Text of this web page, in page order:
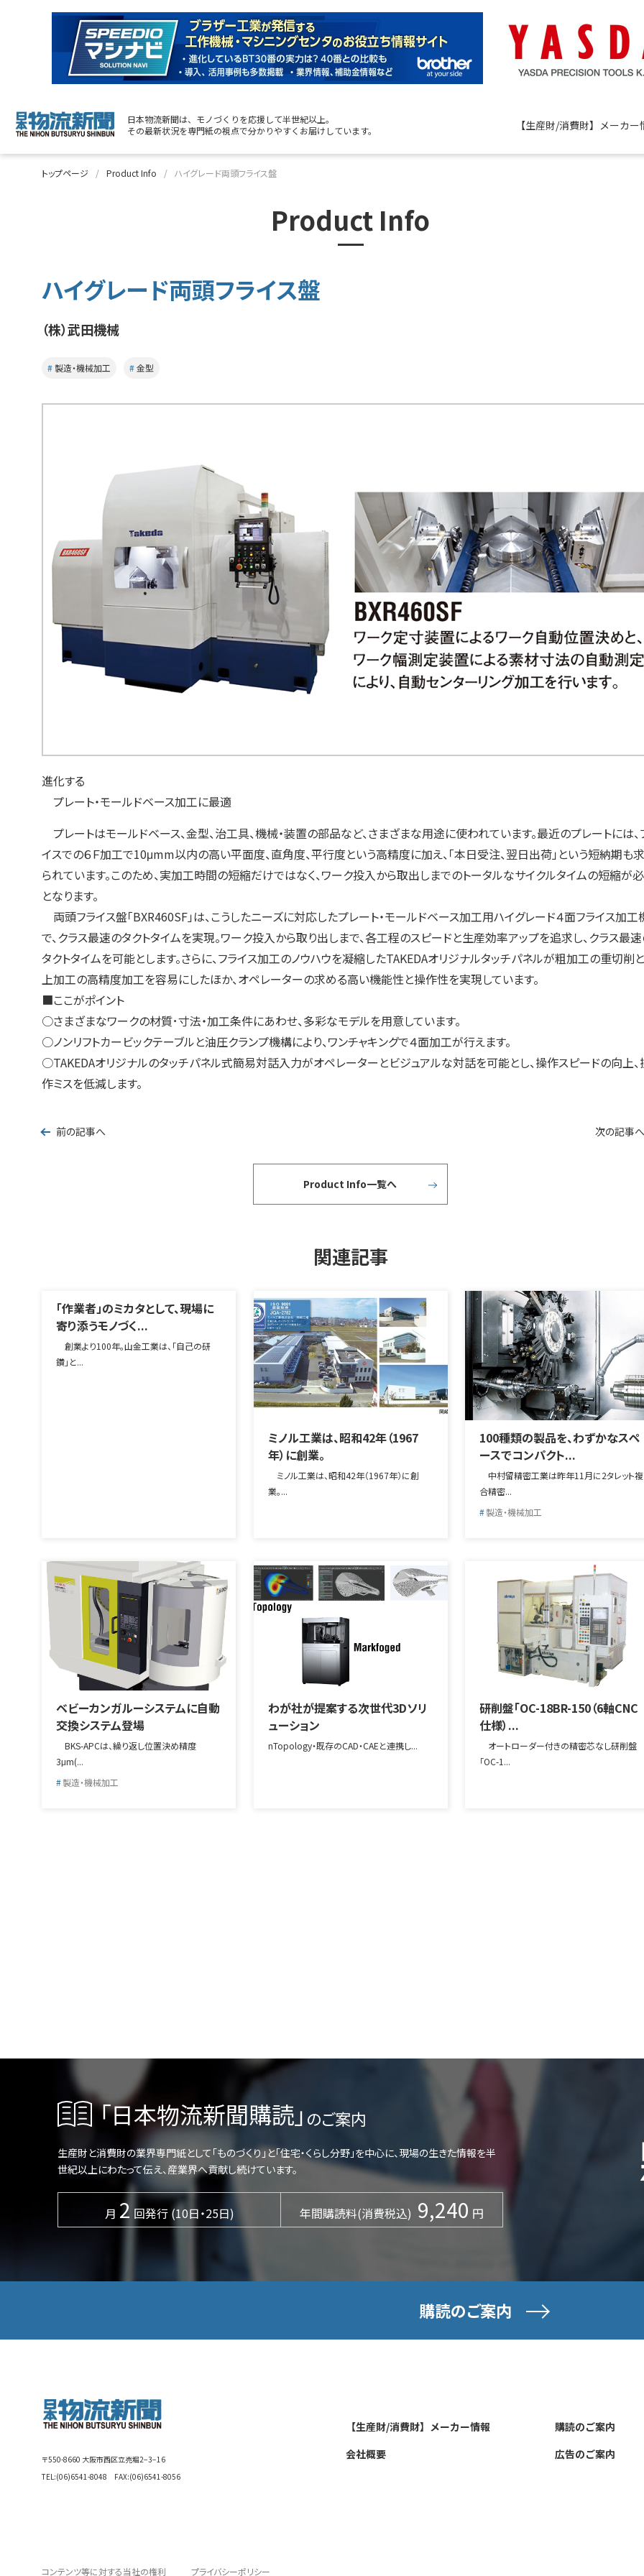
日本物流新聞は、モノづくりを応援して半世紀以上。
その最新状況を専門紙の視点で分かりやすくお届けしています。
【生産財/消費財】メーカー
トップページ Product Info ハイグレード両頭フライス盤
Product Info
ハイグレード両頭フライス盤
（株）武田機械
製造・機械加工 金型
進化する
プレート・モールドベース加工に最適
プレートはモールドベース、金型、治工具、機械・装置の部品など、さまざまな用途に使われています。最近のプレートには、
イスでの６Ｆ加工で10μmm以内の高い平面度、直角度、平行度という高精度に加え、「本日受注、翌日出荷」という短納期も
られています。このため、実加工時間の短縮だけではなく、ワーク投入から取出しまでのトータルなサイクルタイムの短縮が
となります。
両頭フライス盤「BXR460SF」は、こうしたニーズに対応したプレート・モールドベース加工用ハイグレード４面フライス加工
で、クラス最速のタクトタイムを実現。ワーク投入から取り出しまで、各工程のスピードと生産効率アップを追求し、クラス最
タクトタイムを可能とします。さらに、フライス加工のノウハウを凝縮したTAKEDAオリジナルタッチパネルが粗加工の重切削
上加工の高精度加工を容易にしたほか、オペレーターの求める高い機能性と操作性を実現しています。
■ここがポイント
○さまざまなワークの材質･寸法・加工条件にあわせ、多彩なモデルを用意しています。
○ノンリフトカービックテーブルと油圧クランプ機構により、ワンチャキングで４面加工が行えます。
○TAKEDAオリジナルのタッチパネル式簡易対話入力がオペレーターとビジュアルな対話を可能とし、操作スピードの向上、
作ミスを低減します。
前の記事へ 次の記事へ
Product Info一覧へ
関連記事
「作業者」のミカタとして、現場に
寄り添うモノづく...
創業より100年。山金工業は、「自己の研
鑽」と...
ミノル工業は、昭和42年（1967
年）に創業。
ミノル工業は、昭和42年（1967年）に創
業。...
100種類の製品を、わずかなスペ
ースでコンパクト...
中村留精密工業は昨年11月に2タレット複
合精密...
製造・機械加工
ベビーカンガルーシステムに自動
交換システム登場
BKS-APCは、繰り返し位置決め精度
3μm(...
製造・機械加工
わが社が提案する次世代3Dソリ
ューション
nTopology・既存のCAD・CAEと連携し...
研削盤「OC-18BR-150（6軸CNC
仕様）...
オートローダー付きの精密芯なし研削盤
「OC-1...
「日本物流新聞購読」 のご案内
生産財と消費財の業界専門紙として「ものづくり」と「住宅・くらし分野」を中心に、現場の生きた情報を半
世紀以上にわたって伝え、産業界へ貢献し続けています。
月 2 回発行 (10日・25日) 年間購読料(消費税込) 9,240 円
購読のご案内
〒550-8660 大阪市西区立売堀2−3−16
TEL:(06)6541-8048 FAX:(06)6541-8056
【生産財/消費財】メーカー情報
会社概要
購読のご案内
広告のご案内
コンテンツ等に対する当社の権利 プライバシーポリシー